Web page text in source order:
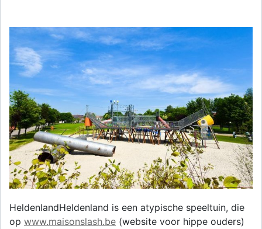
HeldenlandHeldenland is een atypische speeltuin, die
op www.maisonslash.be (website voor hippe ouders)